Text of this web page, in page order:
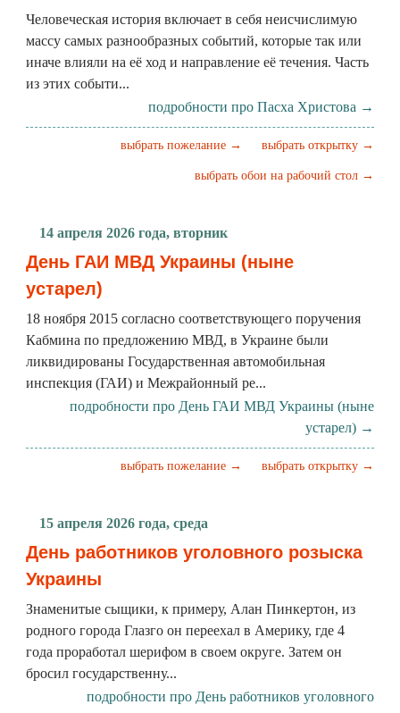
Человеческая история включает в себя неисчислимую
массу самых разнообразных событий, которые так или
иначе влияли на её ход и направление её течения. Часть
из этих событи...
подробности про Пасха Христова →
выбрать открытку →
выбрать пожелание →
выбрать обои на рабочий стол →
14 апреля 2026 года, вторник
День ГАИ МВД Украины (ныне
устарел)
18 ноября 2015 согласно соответствующего поручения
Кабмина по предложению МВД, в Украине были
ликвидированы Государственная автомобильная
инспекция (ГАИ) и Межрайонный ре...
подробности про День ГАИ МВД Украины (ныне
устарел) →
выбрать открытку →
выбрать пожелание →
15 апреля 2026 года, среда
День работников уголовного розыска
Украины
Знаменитые сыщики, к примеру, Алан Пинкертон, из
родного города Глазго он переехал в Америку, где 4
года проработал шерифом в своем округе. Затем он
бросил государственну...
подробности про День работников уголовного